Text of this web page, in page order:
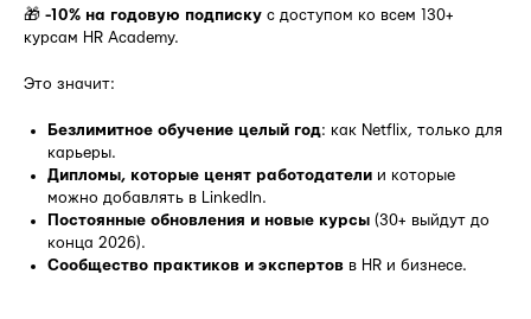
🎁 -10% на годовую подписку с доступом ко всем 130+
курсам HR Academy.
Это значит:
Безлимитное обучение целый год: как Netflix, только для
карьеры.
Дипломы, которые ценят работодатели и которые
можно добавлять в LinkedIn.
Постоянные обновления и новые курсы (30+ выйдут до
конца 2026).
Сообщество практиков и экспертов в HR и бизнесе.